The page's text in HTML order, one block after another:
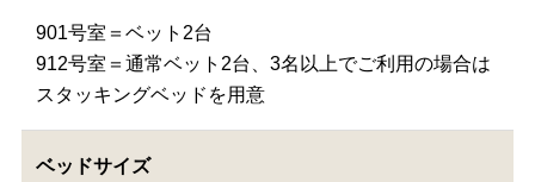
901号室＝ベット2台
912号室＝通常ベット2台、3名以上でご利用の場合は
スタッキングベッドを用意
ベッドサイズ